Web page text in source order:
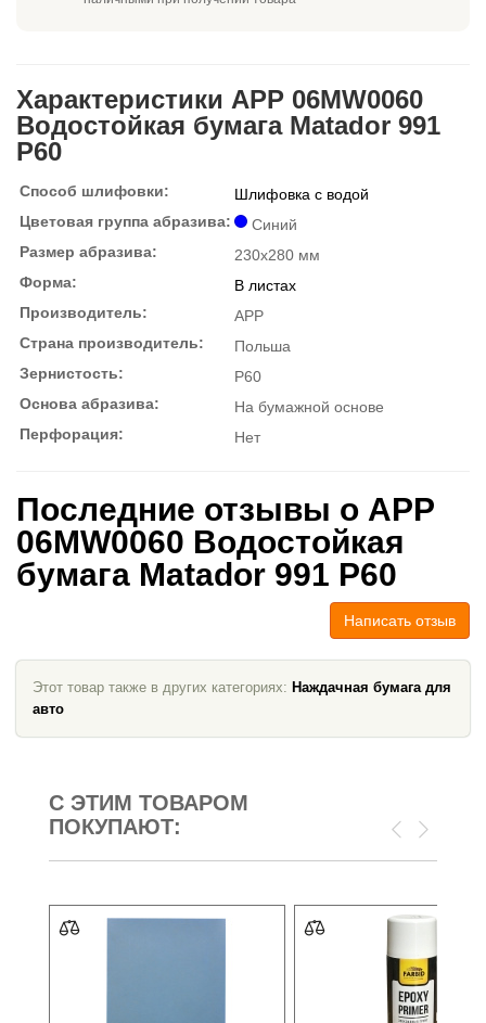
Характеристики APP 06MW0060
Водостойкая бумага Matador 991
P60
Способ шлифовки:
Шлифовка с водой
Цветовая группа абразива:
Синий
Размер абразива:
230x280 мм
Форма:
В листах
Производитель:
APP
Страна производитель:
Польша
Зернистость:
P60
Основа абразива:
На бумажной основе
Перфорация:
Нет
Последние отзывы о APP
06MW0060 Водостойкая
бумага Matador 991 P60
Написать отзыв
Этот товар также в других категориях: Наждачная бумага для
авто
С ЭТИМ ТОВАРОМ
ПОКУПАЮТ: